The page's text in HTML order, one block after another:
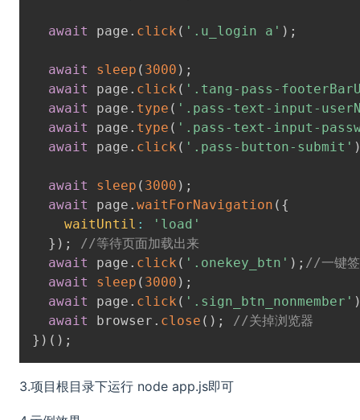
await page . click ( '.u_login a' ) ;
await sleep ( 3000 ) ;
await
page . click ( '.tang-pass-
await
page . type ( '.pass-text-input-
await
page . type ( '.pass-text-input-
await
page . click ( '.pass-button-submit'
await sleep ( 3000 ) ;
await
page . waitForNavigation ( {
waitUntil :
'load'
} ) ;
//等待页面加载出来
await
page . click ( '.onekey_btn' ) ; //一键
await
sleep ( 3000 ) ;
await
page . click ( '.sign_btn_nonmember'
await
browser . close ( ) ;
//关掉浏览器
} ) ( ) ;
3.项目根目录下运行 node app.js即可